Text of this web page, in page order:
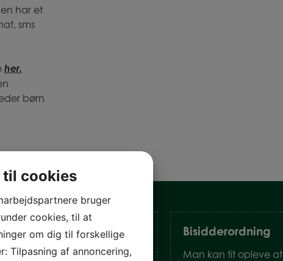
har et
sms
her.
børn
befriende og hjælpsomt at
Bisidderordning
Man kan tit opleve at
til cookies
bruger
cookies, til at
om dig til forskellige
Tilpasning af annoncering,